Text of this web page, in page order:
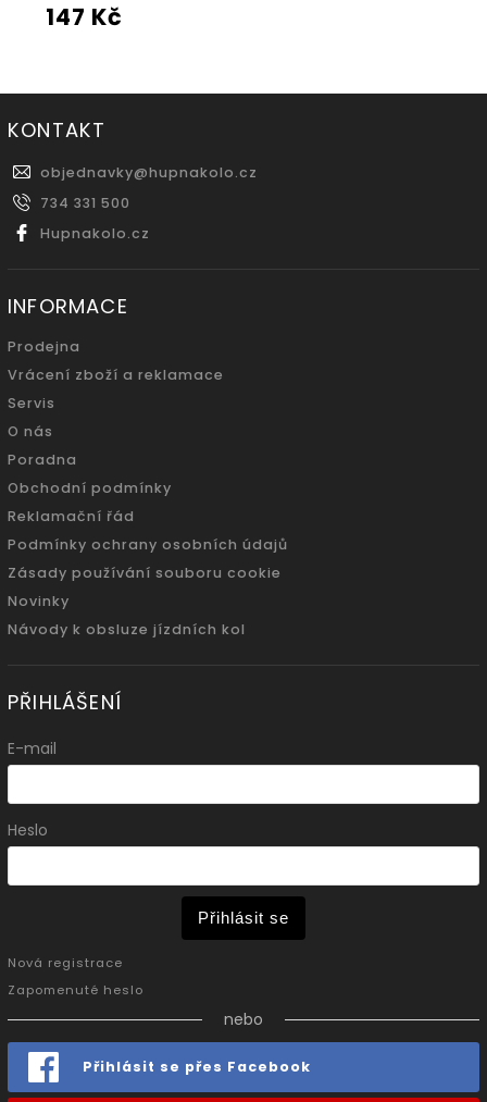
147 Kč
KONTAKT
objednavky@hupnakolo.cz
734 331 500
Hupnakolo.cz
INFORMACE
Prodejna
Vrácení zboží a reklamace
Servis
O nás
Poradna
Obchodní podmínky
Reklamační řád
Podmínky ochrany osobních údajů
Zásady používání souboru cookie
Novinky
Návody k obsluze jízdních kol
PŘIHLÁŠENÍ
E-mail
Heslo
Přihlásit se
Nová registrace
Zapomenuté heslo
nebo
Přihlásit se přes Facebook